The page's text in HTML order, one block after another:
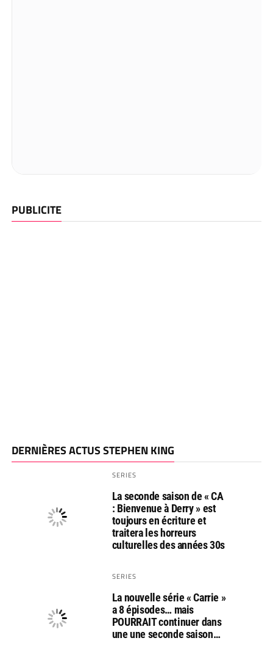
PUBLICITE
DERNIÈRES ACTUS STEPHEN KING
SERIES
La seconde saison de « CA
: Bienvenue à Derry » est
toujours en écriture et
traitera les horreurs
culturelles des années 30s
SERIES
La nouvelle série « Carrie »
a 8 épisodes… mais
POURRAIT continuer dans
une une seconde saison…